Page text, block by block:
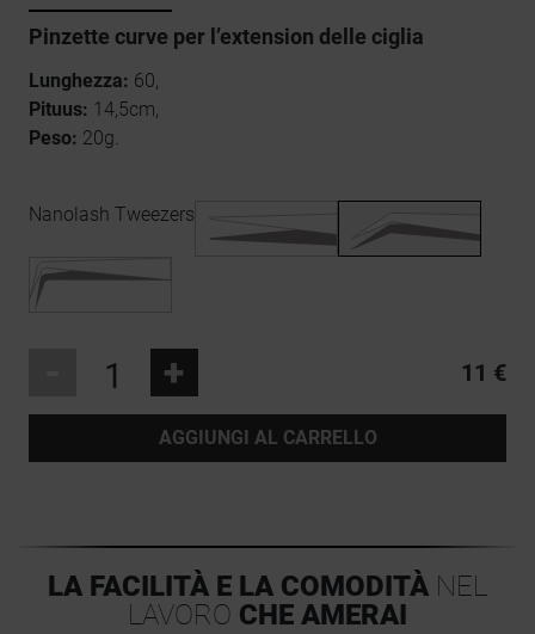
Pinzette curve per l’extension delle ciglia
Lunghezza: 60,
Pituus: 14,5cm,
Peso: 20g.
Nanolash Tweezers
+ 11 €
AGGIUNGI AL CARRELLO
LA FACILITÀ E LA COMODITÀ NEL
LAVORO CHE AMERAI